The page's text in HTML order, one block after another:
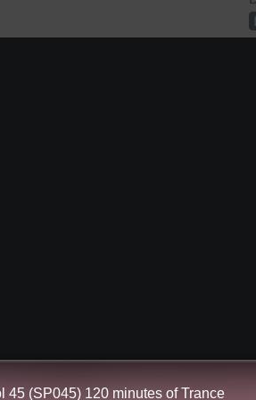
45 (SP045) 120 minutes of Trance